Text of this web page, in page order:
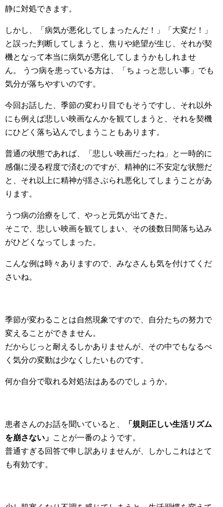
静に対処できます。
しかし、「病気が悪化してしまったんだ！」「大変だ！」
と誤った判断してしまうと、焦りや絶望が生じ、それが契
機となって本当に病気が悪化してしまうかもしれませ
ん。 うつ病を患っている方は、「ちょっと悲しい事」でも
気分が落ちやすいのです。
今回お話した、季節の変わり目でもそうですし、それ以外
にも例えば悲しい映画なんかを観てしまうと、それを契機
にひどく落ち込んでしまうこともあります。
普通の状態であれば、「悲しい映画だったね」と一時的に
感傷に浸る程度で済むのですが、精神的に不安定な状態だ
と、それ以上に精神が揺さぶられ悪化してしまうことがあ
ります。
うつ病の治療をして、やっと元気が出てきた。
そこで、悲しい映画を観てしまい、その後数日間落ち込み
がひどくなってしまった。
こんな例は時々ありますので、みなさんも気を付けてくだ
さいね。
季節が変わることは自然現象ですので、自分たちの努力で
変えることができません。
だからじっと耐えるしかありませんが、その中でもなるべ
く気分の変動は少なくしたいものです。
何か自分で取れる対処法はあるのでしょうか。
患者さんのお話を聞いていると、
「規則正しい生活リズム
を崩さない」 ことが一番のようです。
普通すぎる回答で申し訳ありませんが、しかしこれはとて
も有効です。